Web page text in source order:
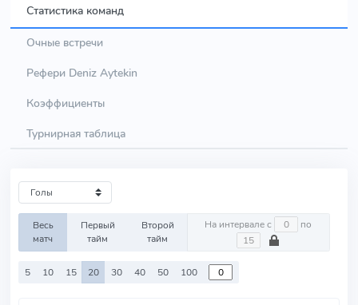
Статистика команд
Очные встречи
Рефери Deniz Aytekin
Коэффициенты
Турнирная таблица
Весь
матч
Первый
тайм
Второй
тайм
На интервале с по
5 10 15 20 30 40 50 100